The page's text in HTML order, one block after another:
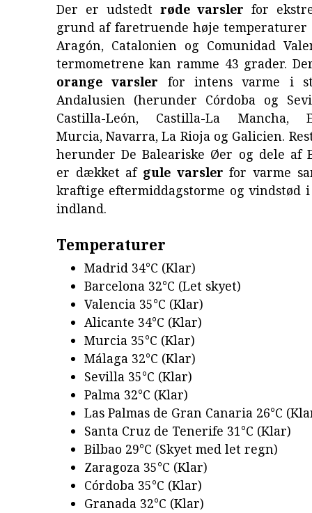
Der er udstedt røde varsler for
grund af faretruende høje
Aragón, Catalonien og Comunidad
termometrene kan ramme 43 grader.
orange varsler for intens varme i
Andalusien (herunder Córdoba og
Castilla-León, Castilla-La Mancha,
Murcia, Navarra, La Rioja og Galicien.
herunder De Baleariske Øer og dele af
er dækket af gule varsler for varme
kraftige eftermiddagstorme og vindstød
indland.
Temperaturer
Madrid 34°C (Klar)
Barcelona 32°C (Let skyet)
Valencia 35°C (Klar)
Alicante 34°C (Klar)
Murcia 35°C (Klar)
Málaga 32°C (Klar)
Sevilla 35°C (Klar)
Palma 32°C (Klar)
Las Palmas de Gran Canaria 26°C
Santa Cruz de Tenerife 31°C (Klar)
Bilbao 29°C (Skyet med let regn)
Zaragoza 35°C (Klar)
Córdoba 35°C (Klar)
Granada 32°C (Klar)